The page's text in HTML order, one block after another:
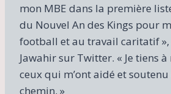
mon MBE dans la première
du Nouvel An des Kings pour
football et au travail caritatif »,
Jawahir sur Twitter. « Je tiens
ceux qui m’ont aidé et
chemin. »